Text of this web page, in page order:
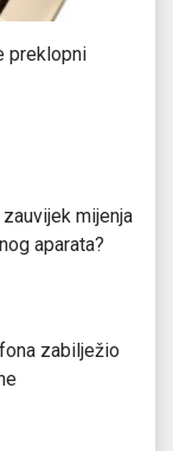
preklopni
mijenja
aparata?
zabilježio